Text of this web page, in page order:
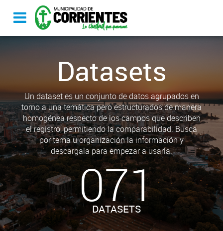
Datasets
Un dataset es un conjunto de datos agrupados en
torno a una temática pero estructurados de manera
homogénea respecto de los campos que describen
el registro, permitiendo la comparabilidad. Busca
por tema u organización la información y
descargala para empezar a usarla.
071
DATASETS